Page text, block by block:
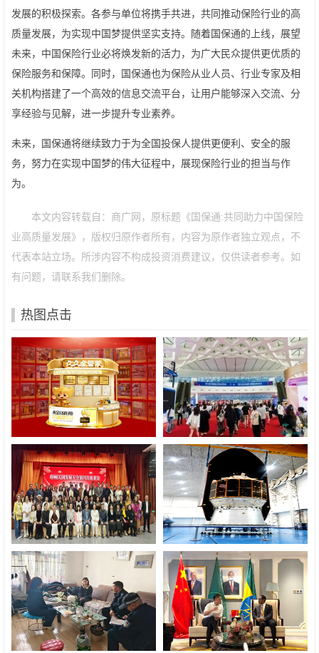
发展的积极探索。各参与单位将携手共进，共同推动保险行业的高
质量发展，为实现中国梦提供坚实支持。随着国保通的上线，展望
未来，中国保险行业必将焕发新的活力，为广大民众提供更优质的
保险服务和保障。同时，国保通也为保险从业人员、行业专家及相
关机构搭建了一个高效的信息交流平台，让用户能够深入交流、分
享经验与见解，进一步提升专业素养。
未来，国保通将继续致力于为全国投保人提供更便利、安全的服
务，努力在实现中国梦的伟大征程中，展现保险行业的担当与作
为。
本文内容转载自：商广网，原标题《国保通:共同助力中国保险
业高质量发展》，版权归原作者所有，内容为原作者独立观点，不
代表本站立场。所涉内容不构成投资消费建议，仅供读者参考。如
有问题，请联系我们删除。
热图点击